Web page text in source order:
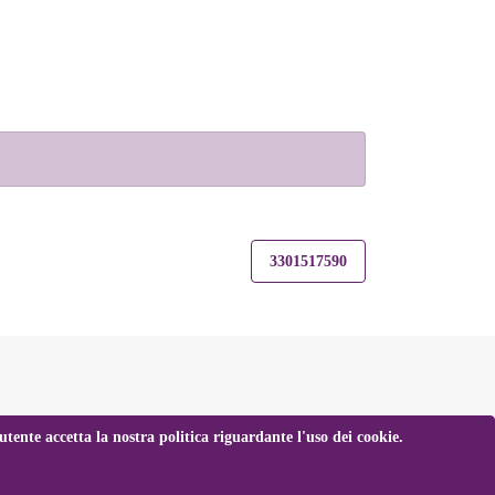
3301517590
accetta la nostra politica riguardante l'uso dei cookie.